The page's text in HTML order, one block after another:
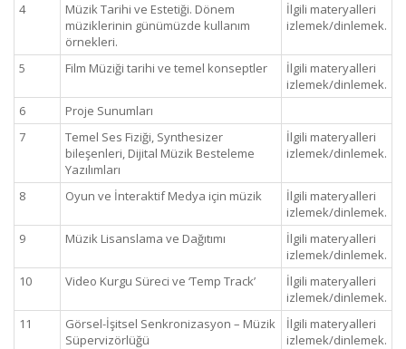
4
Müzik Tarihi ve Estetiği. Dönem
müziklerinin günümüzde kullanım
örnekleri.
İlgili materyalleri
izlemek/dinlemek.
5 Film Müziği tarihi ve temel konseptler
İlgili materyalleri
izlemek/dinlemek.
6
Proje Sunumları
7
Temel Ses Fiziği, Synthesizer
bileşenleri, Dijital Müzik Besteleme
Yazılımları
İlgili materyalleri
izlemek/dinlemek.
8 Oyun ve İnteraktif Medya için müzik
İlgili materyalleri
izlemek/dinlemek.
9
Müzik Lisanslama ve Dağıtımı
İlgili materyalleri
izlemek/dinlemek.
10
Video Kurgu Süreci ve ‘Temp Track’
İlgili materyalleri
izlemek/dinlemek.
11
Görsel-İşitsel Senkronizasyon – Müzik
Süpervizörlüğü
İlgili materyalleri
izlemek/dinlemek.